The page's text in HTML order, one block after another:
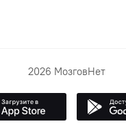
2026 МозговНет